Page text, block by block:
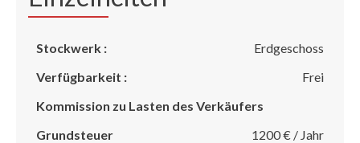
Stockwerk :
Erdgeschoss
Verfügbarkeit :
Frei
Kommission zu Lasten des Verkäufers
Grundsteuer
1200 € / Jahr